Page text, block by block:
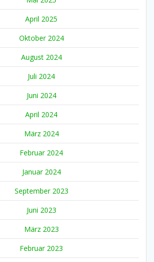
April 2025
Oktober 2024
August 2024
Juli 2024
Juni 2024
April 2024
März 2024
Februar 2024
Januar 2024
September 2023
Juni 2023
März 2023
Februar 2023